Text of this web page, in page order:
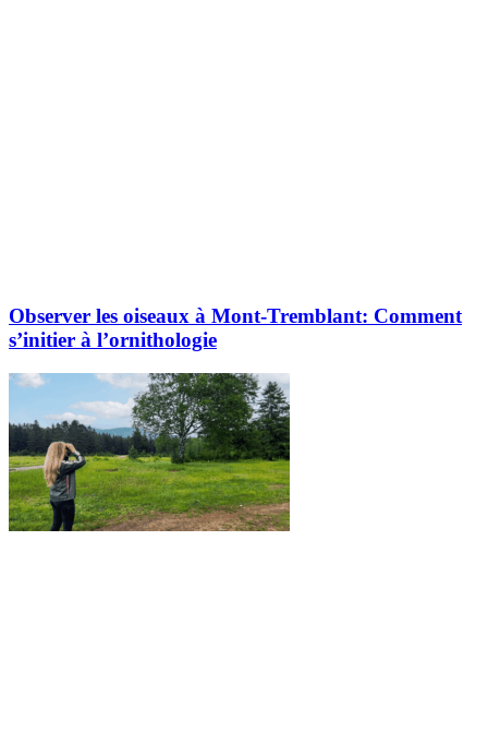
Observer les oiseaux à Mont-Tremblant: Comment
s’initier à l’ornithologie